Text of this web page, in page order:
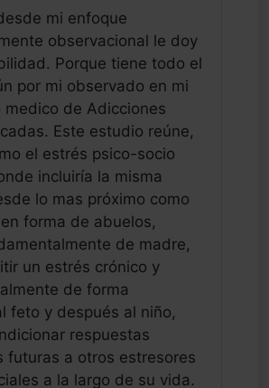
mi enfoque
observacional le doy
Porque tiene todo el
por mi observado en mi
de Adicciones
Este estudio reúne,
el estrés psico-socio
incluiría la misma
lo mas próximo como
forma de abuelos,
de madre,
un estrés crónico y
de forma
feto y después al niño,
respuestas
futuras a otros estresores
a la largo de su vida.